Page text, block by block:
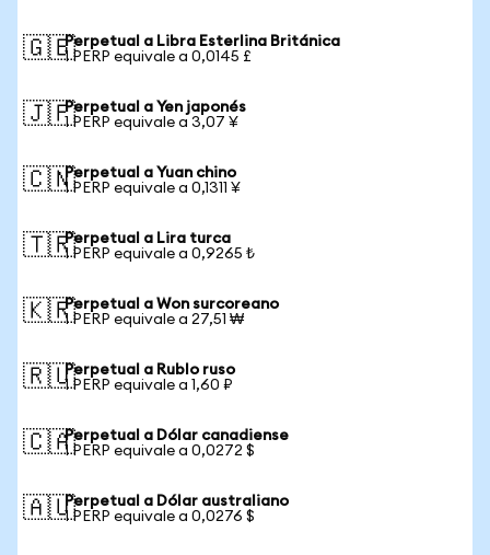
🇬🇧Perpetual a Libra Esterlina Británica
1 PERP equivale a 0,0145 £
🇯🇵Perpetual a Yen japonés
1 PERP equivale a 3,07 ¥
🇨🇳Perpetual a Yuan chino
1 PERP equivale a 0,1311 ¥
🇹🇷Perpetual a Lira turca
1 PERP equivale a 0,9265 ₺
🇰🇷Perpetual a Won surcoreano
1 PERP equivale a 27,51 ₩
🇷🇺Perpetual a Rublo ruso
1 PERP equivale a 1,60 ₽
🇨🇦Perpetual a Dólar canadiense
1 PERP equivale a 0,0272 $
🇦🇺Perpetual a Dólar australiano
1 PERP equivale a 0,0276 $